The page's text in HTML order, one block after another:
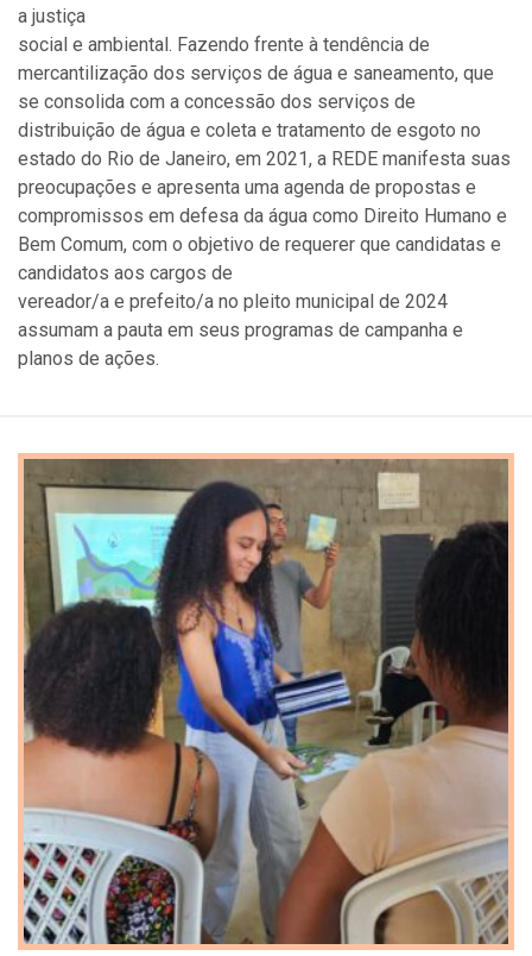
a justiça
social e ambiental. Fazendo frente à tendência de
mercantilização dos serviços de água e saneamento, que
se consolida com a concessão dos serviços de
distribuição de água e coleta e tratamento de esgoto no
estado do Rio de Janeiro, em 2021, a REDE manifesta suas
preocupações e apresenta uma agenda de propostas e
compromissos em defesa da água como Direito Humano e
Bem Comum, com o objetivo de requerer que candidatas e
candidatos aos cargos de
vereador/a e prefeito/a no pleito municipal de 2024
assumam a pauta em seus programas de campanha e
planos de ações.